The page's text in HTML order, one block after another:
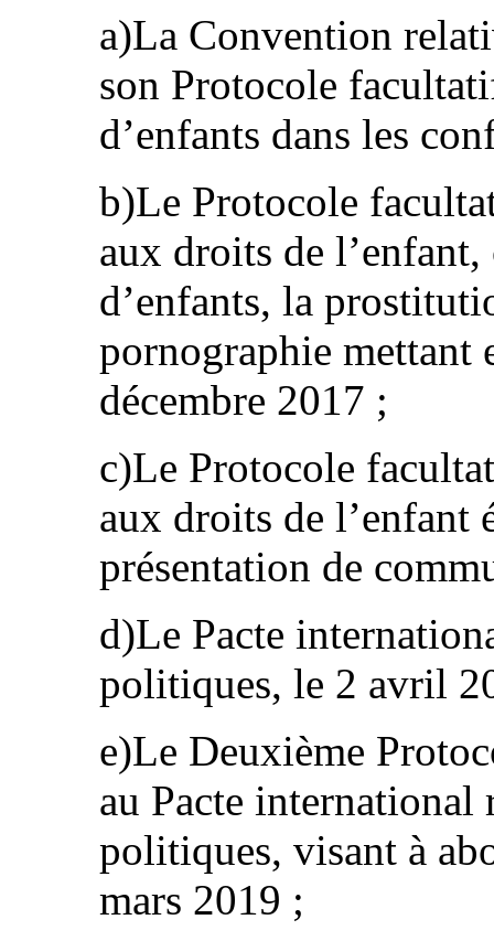
a)La Convention
son Protocole
d’enfants dans les
b)Le Protocole
aux droits de
d’enfants, la
pornographie mettant
décembre 2017 ;
c)Le Protocole
aux droits de l’enfant
présentation de
d)Le Pacte
politiques, le 2 avril
e)Le Deuxième
au Pacte
politiques, visant à
mars 2019 ;